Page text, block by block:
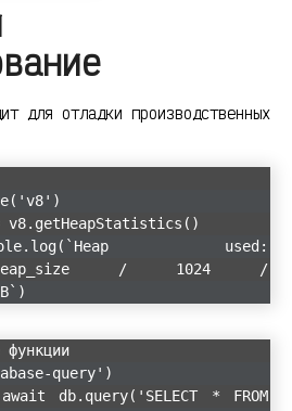
для отладки производственных
v8.getHeapStatistics()
used:
/ 1024 /
query')
db.query('SELECT * FROM